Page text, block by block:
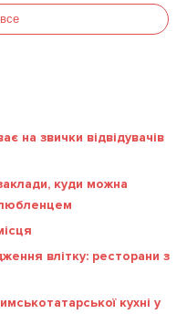
на звички відвідувачів
куди можна
влітку: ресторани з
кухні у